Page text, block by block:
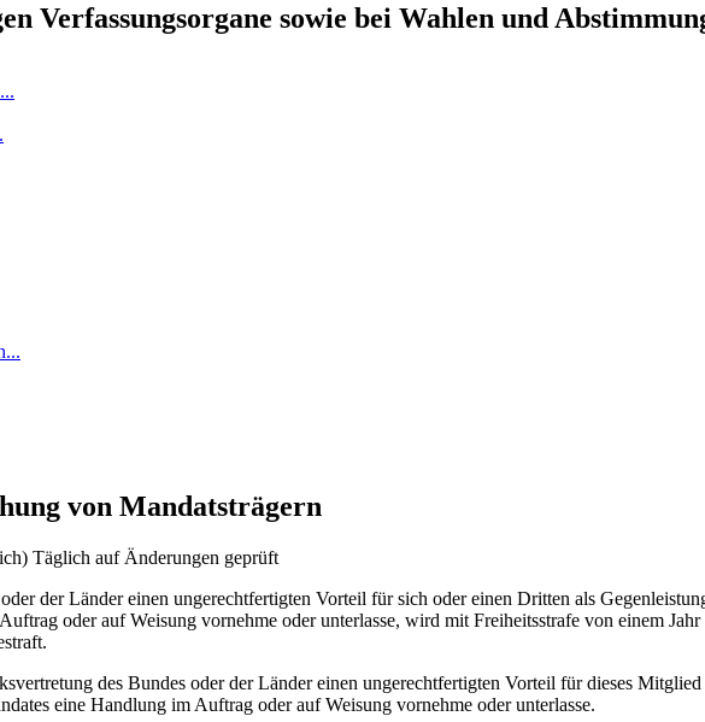
Verfassungsorgane sowie bei Wahlen und
von Mandatsträgern
Täglich auf Änderungen geprüft
der Länder einen ungerechtfertigten Vorteil für sich oder einen Dritten als
oder auf Weisung vornehme oder unterlasse, wird mit Freiheitsstrafe von einem
des Bundes oder der Länder einen ungerechtfertigten Vorteil für dieses
eine Handlung im Auftrag oder auf Weisung vornehme oder unterlasse.